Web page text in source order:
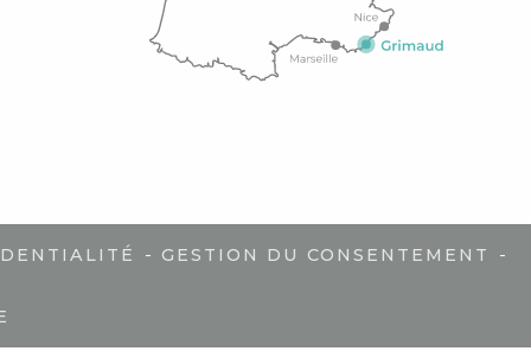
- GESTION DU CONSENTEMENT -